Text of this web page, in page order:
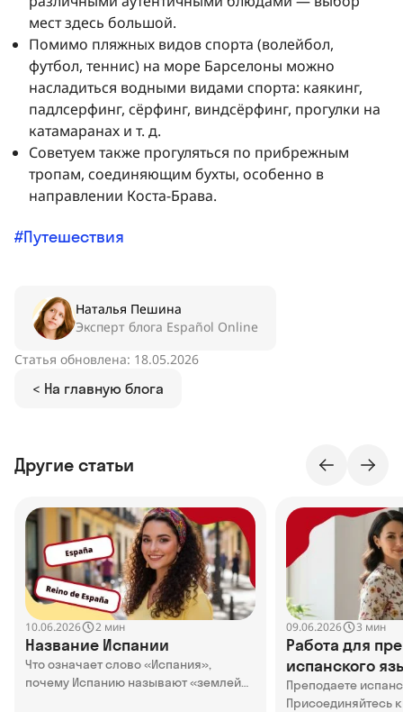
мест здесь большой.
Помимо пляжных видов спорта (волейбол,
футбол, теннис) на море Барселоны можно
насладиться водными видами спорта: каякинг,
падлсерфинг, сёрфинг, виндсёрфинг, прогулки на
катамаранах и т. д.
Советуем также прогуляться по прибрежным
тропам, соединяющим бухты, особенно в
направлении Коста-Брава.
Путешествия
< На главную блога
Статья обновлена: 18.05.2026
Наталья Пешина
Эксперт блога Español Online
Другие статьи
10.06.2026 2 мин
Название Испании
Что означает слово «Испания»,
почему Испанию называют «землей
09.06.2026 3 мин
Работа для
испанского
Online
Преподаете
Присоединяйтесь